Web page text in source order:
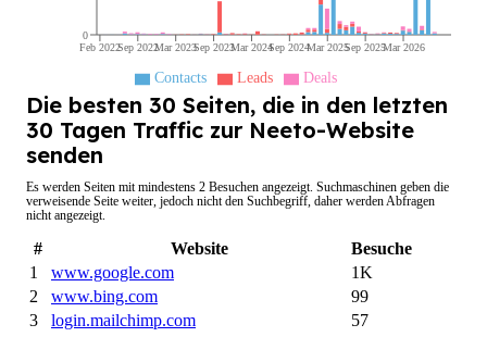
Feb 2022Sep 2022Mar 2023Sep 2023Mar 2024Sep 2024Mar 2025Sep 2025Mar 2026
0
Contacts Leads Deals
Die besten 30 Seiten, die in den letzten
30 Tagen Traffic zur Neeto-Website
senden
Es werden Seiten mit mindestens 2 Besuchen angezeigt. Suchmaschinen geben die
verweisende Seite weiter, jedoch nicht den Suchbegriff, daher werden Abfragen
nicht angezeigt.
# Website
Besuche
1
www.google.com
1K
2
www.bing.com
99
3
login.mailchimp.com
57